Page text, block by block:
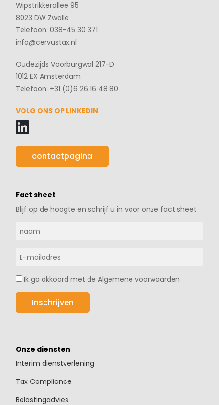
Wipstrikkerallee 95
8023 DW Zwolle
Telefoon: 038-45 30 371
info@cervustax.nl
Oudezijds Voorburgwal 217-D
1012 EX Amsterdam
Telefoon: +31 (0)6 26 16 48 80
VOLG ONS OP LINKEDIN
contactpagina
Fact sheet
Blijf op de hoogte en schrijf u in voor onze fact sheet
Ik ga akkoord met de Algemene voorwaarden
Onze diensten
Interim dienstverlening
Tax Compliance
Belastingadvies